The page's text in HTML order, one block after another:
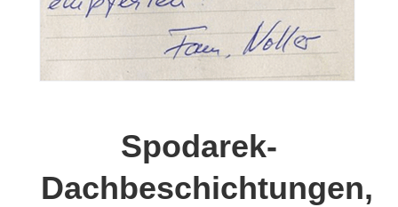
Spodarek-
Dachbeschichtungen,